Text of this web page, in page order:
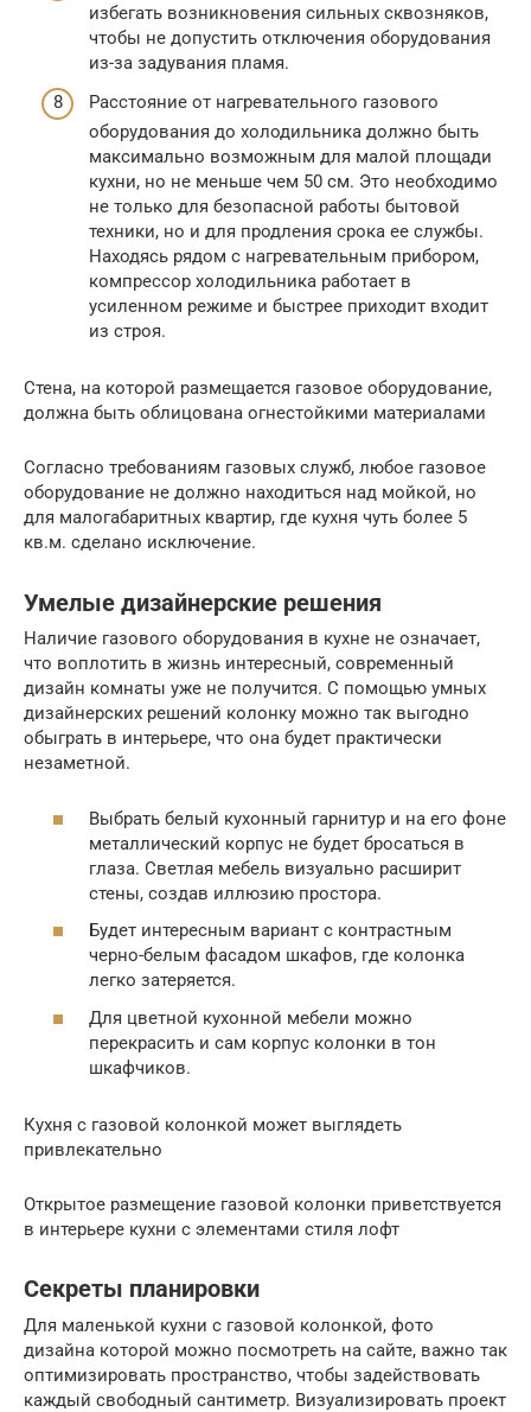
избегать возникновения сильных сквозняков,
чтобы не допустить отключения оборудования
из-за задувания пламя.
Расстояние от нагревательного газового
оборудования до холодильника должно быть
максимально возможным для малой площади
кухни, но не меньше чем 50 см. Это необходимо
не только для безопасной работы бытовой
техники, но и для продления срока ее службы.
Находясь рядом с нагревательным прибором,
компрессор холодильника работает в
усиленном режиме и быстрее приходит входит
из строя.
Стена, на которой размещается газовое оборудование,
должна быть облицована огнестойкими материалами
Согласно требованиям газовых служб, любое газовое
оборудование не должно находиться над мойкой, но
для малогабаритных квартир, где кухня чуть более 5
кв.м. сделано исключение.
Умелые дизайнерские решения
Наличие газового оборудования в кухне не означает,
что воплотить в жизнь интересный, современный
дизайн комнаты уже не получится. С помощью умных
дизайнерских решений колонку можно так выгодно
обыграть в интерьере, что она будет практически
незаметной.
Выбрать белый кухонный гарнитур и на его фоне
металлический корпус не будет бросаться в
глаза. Светлая мебель визуально расширит
стены, создав иллюзию простора.
Будет интересным вариант с контрастным
черно-белым фасадом шкафов, где колонка
легко затеряется.
Для цветной кухонной мебели можно
перекрасить и сам корпус колонки в тон
шкафчиков.
Кухня с газовой колонкой может выглядеть
привлекательно
Открытое размещение газовой колонки приветствуется
в интерьере кухни с элементами стиля лофт
Секреты планировки
Для маленькой кухни с газовой колонкой, фото
дизайна которой можно посмотреть на сайте, важно так
оптимизировать пространство, чтобы задействовать
каждый свободный сантиметр. Визуализировать проект